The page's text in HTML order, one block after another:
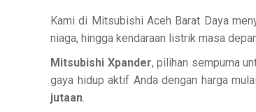
Kami di Mitsubishi Aceh Barat Daya
niaga, hingga kendaraan listrik masa
Mitsubishi Xpander, pilihan sempurna
gaya hidup aktif Anda dengan harga mulai
jutaan.